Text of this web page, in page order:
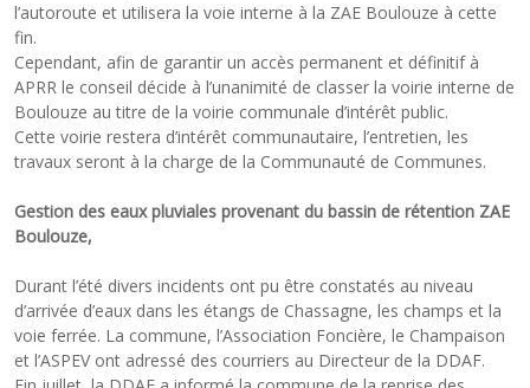
l’autoroute et utilisera la voie interne à la ZAE Boulouze à cette
fin.
Cependant, afin de garantir un accès permanent et définitif à
APRR le conseil décide à l’unanimité de classer la voirie interne de
Boulouze au titre de la voirie communale d’intérêt public.
Cette voirie restera d’intérêt communautaire, l’entretien, les
travaux seront à la charge de la Communauté de Communes.
Gestion des eaux pluviales provenant du bassin de rétention ZAE
Boulouze,
Durant l’été divers incidents ont pu être constatés au niveau
d’arrivée d’eaux dans les étangs de Chassagne, les champs et la
voie ferrée. La commune, l’Association Foncière, le Champaison
et l’ASPEV ont adressé des courriers au Directeur de la DDAF.